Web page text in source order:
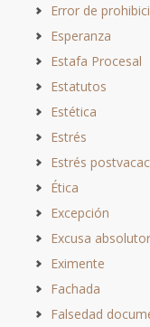
Error de
Esperanza
Estafa Procesal
Estatutos
Estética
Estrés
Estrés
Ética
Excepción
Excusa
Eximente
Fachada
Falsedad